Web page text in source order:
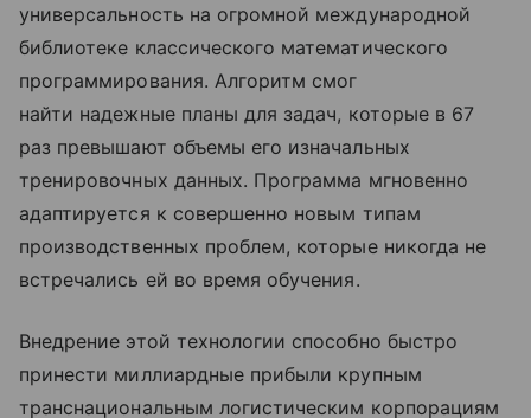
универсальность на огромной международной
библиотеке классического математического
программирования. Алгоритм смог
найти надежные планы для задач, которые в 67
раз превышают объемы его изначальных
тренировочных данных. Программа мгновенно
адаптируется к совершенно новым типам
производственных проблем, которые никогда не
встречались ей во время обучения.
Внедрение этой технологии способно быстро
принести миллиардные прибыли крупным
транснациональным логистическим корпорациям